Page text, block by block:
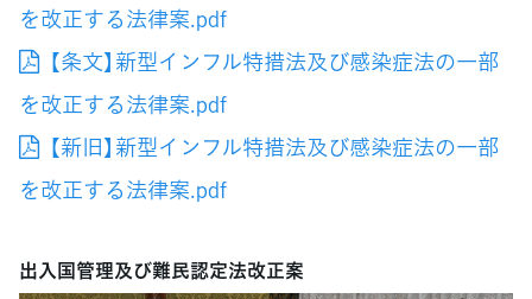
を改正する法律案.pdf
【条文】新型インフル特措法及び感染症法の一部
を改正する法律案.pdf
【新旧】新型インフル特措法及び感染症法の一部
を改正する法律案.pdf
出入国管理及び難民認定法改正案